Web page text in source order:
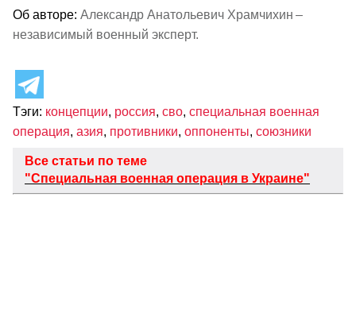
Об авторе: Александр Анатольевич Храмчихин –
независимый военный эксперт.
Тэги: концепции, россия, сво, специальная военная
операция, азия, противники, оппоненты, союзники
Все статьи по теме
"Специальная военная операция в Украине"